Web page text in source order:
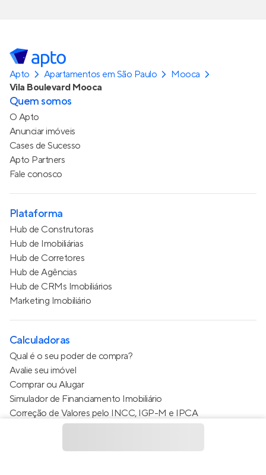
Apto Apartamentos em São Paulo
Mooca
Vila Boulevard Mooca
Quem somos
O Apto
Anunciar imóveis
Cases de Sucesso
Apto Partners
Fale conosco
Plataforma
Hub de Construtoras
Hub de Imobiliárias
Hub de Corretores
Hub de Agências
Hub de CRMs Imobiliários
Marketing Imobiliário
Calculadoras
Qual é o seu poder de compra?
Avalie seu imóvel
Comprar ou Alugar
Simulador de Financiamento Imobiliário
Correção de Valores pelo INCC, IGP-M e IPCA
Estimativa de valor do condomínio